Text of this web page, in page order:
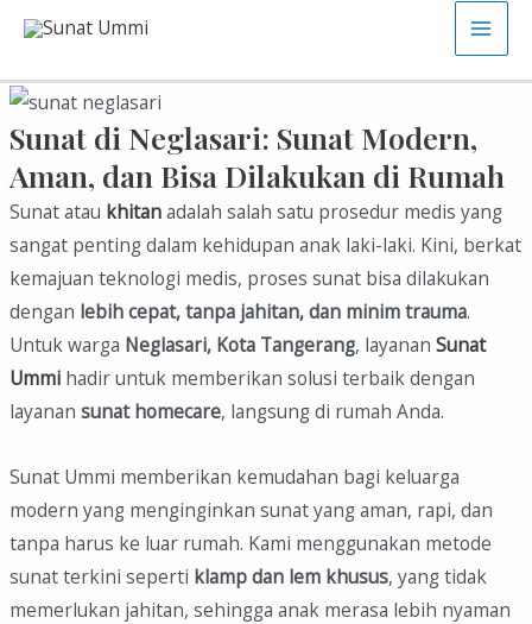
Skip
content
Main
Sunat di Neglasari: Sunat Modern,
Aman, dan Bisa Dilakukan di Rumah
Sunat atau khitanadalah salah satu prosedur medis yang
sangat penting dalam kehidupan anak laki-laki. Kini, berkat
kemajuan teknologi medis, proses sunat bisa dilakukan
dengan lebih cepat, tanpa jahitan, dan minim trauma.
Untuk warga Neglasari, Kota Tangerang, layananSunat
Ummi hadir untuk memberikan solusi terbaik dengan
layanansunat homecare, langsung di rumah Anda.
Sunat Ummi memberikan kemudahan bagi keluarga
modern yang menginginkan sunat yang aman, rapi, dan
tanpa harus ke luar rumah. Kami menggunakan metode
sunat terkini seperti klamp dan lem khusus, yang tidak
memerlukan jahitan, sehingga anak merasa lebih nyaman